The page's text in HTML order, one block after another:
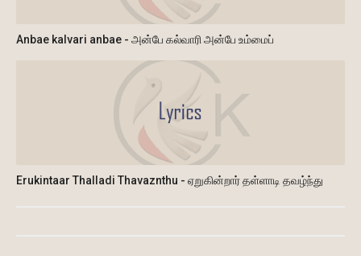
Anbae kalvari anbae - அன்பே கல்வாரி அன்பே உம்மைப்
Erukintaar Thalladi Thavaznthu - ஏறுகின்றார் தள்ளாடி தவழ்ந்து